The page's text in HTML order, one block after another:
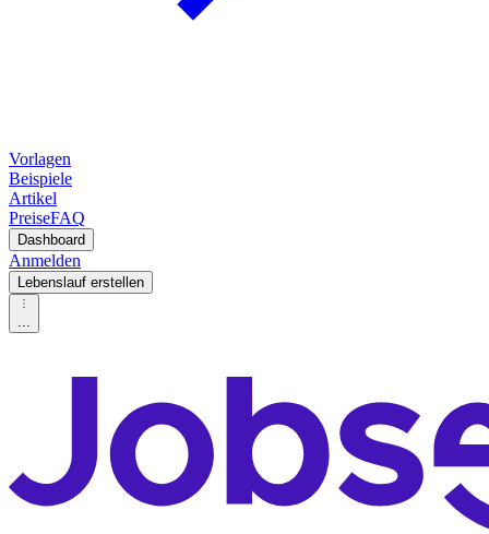
Vorlagen
Beispiele
Artikel
PreiseFAQ
Dashboard
Anmelden
Lebenslauf erstellen
...